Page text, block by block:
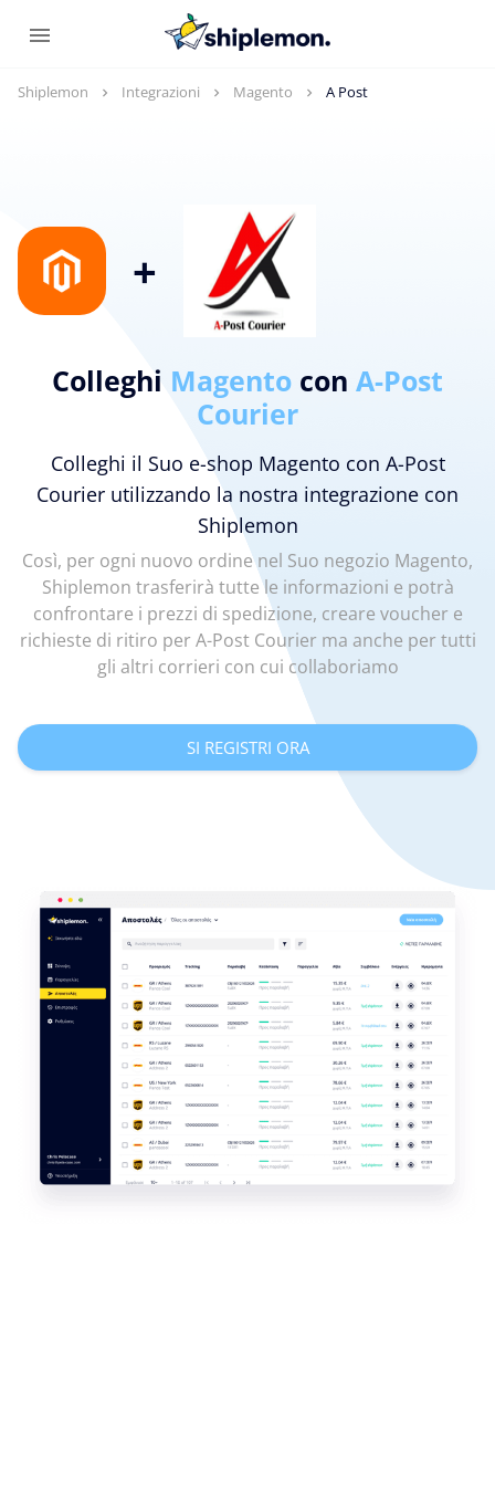
Shiplemon Integrazioni Magento A Post
+
Colleghi Magento con A-Post
Courier
Colleghi il Suo e-shop Magento con A-Post
Courier utilizzando la nostra integrazione con
Shiplemon
Così, per ogni nuovo ordine nel Suo negozio Magento,
Shiplemon trasferirà tutte le informazioni e potrà
confrontare i prezzi di spedizione, creare voucher e
richieste di ritiro per A-Post Courier ma anche per tutti
gli altri corrieri con cui collaboriamo
SI REGISTRI ORA